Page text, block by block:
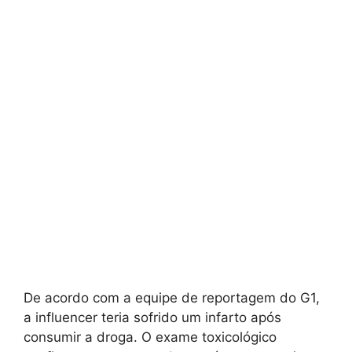
De acordo com a equipe de reportagem do G1,
a influencer teria sofrido um infarto após
consumir a droga. O exame toxicológico